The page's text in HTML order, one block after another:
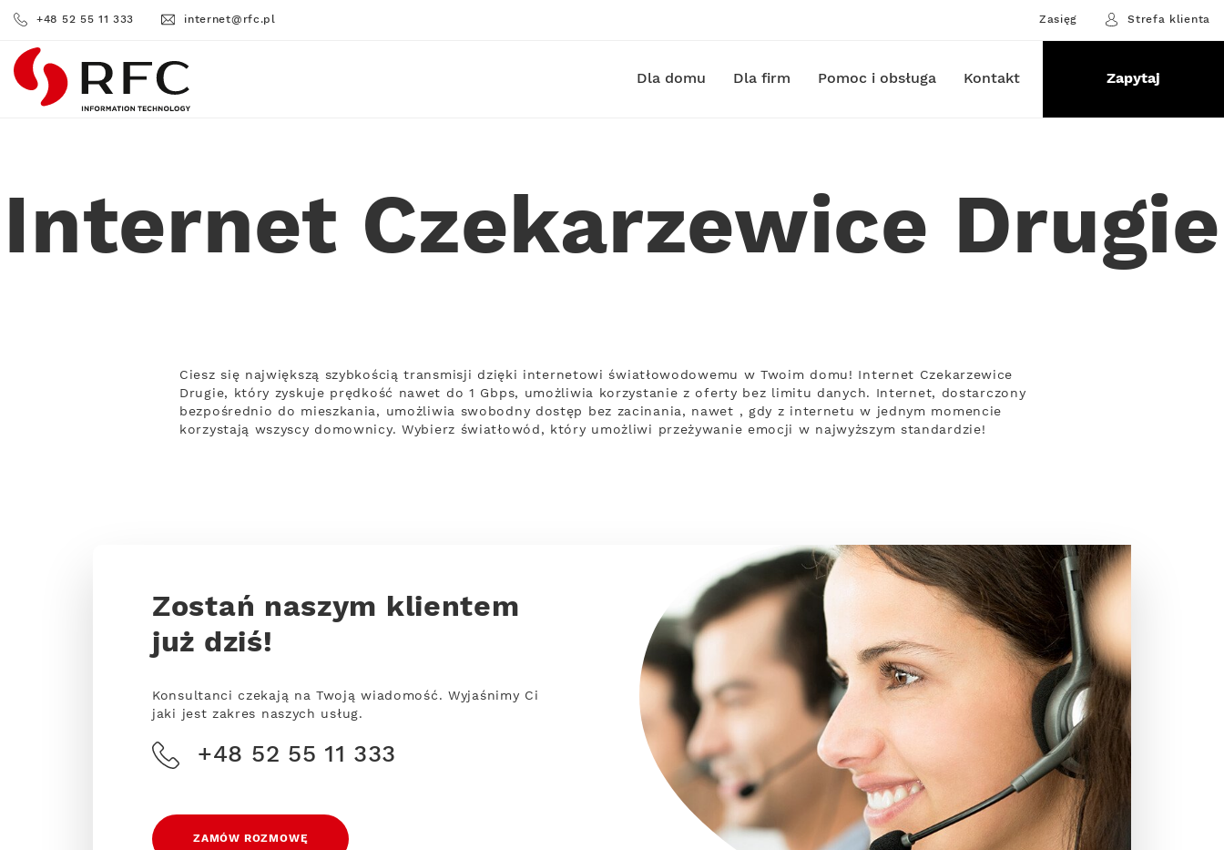
+48 52 55 11 333 internet@rfc.pl Zasięg Strefa klienta
RFC Dla domu Dla firm Pomoc i obsługa Kontakt Zapytaj
Internet Czekarzewice Drugie
Ciesz się największą szybkością transmisji dzięki internetowi światłowodowemu w Twoim domu! Internet Czekarzewice
Drugie, który zyskuje prędkość nawet do 1 Gbps, umożliwia korzystanie z oferty bez limitu danych. Internet, dostarczony
bezpośrednio do mieszkania, umożliwia swobodny dostęp bez zacinania, nawet , gdy z internetu w jednym momencie
korzystają wszyscy domownicy. Wybierz światłowód, który umożliwi przeżywanie emocji w najwyższym standardzie!
Zostań naszym klientem
już dziś!
Konsultanci czekają na Twoją wiadomość. Wyjaśnimy Ci
jaki jest zakres naszych usług.
+48 52 55 11 333
ZAMÓW ROZMOWĘ